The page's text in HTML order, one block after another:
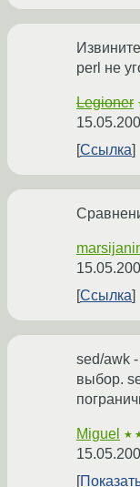
perl не
Legioner
Ссылка
Ссылка
sed/awk -
выбор.
Miguel